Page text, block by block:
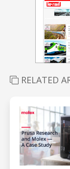
RELATED